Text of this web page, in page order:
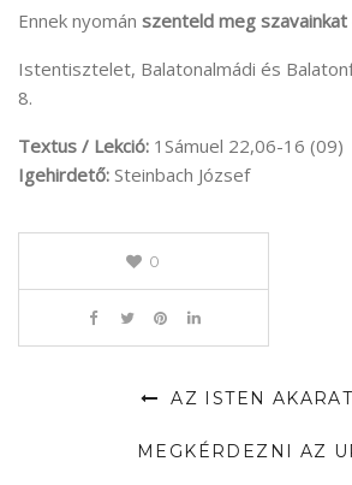
Ennek nyomán szenteld meg szavainkat
Istentisztelet, Balatonalmádi és
8.
Textus / Lekció: 1Sámuel 22,06-16 (09)
Igehirdető: Steinbach József
0
AZ ISTEN
MEGKÉRDEZNI AZ